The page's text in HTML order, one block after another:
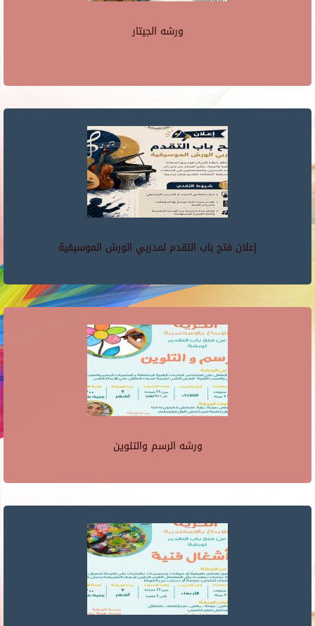
ورشه الجيتار
إعلان فتح باب التقدم لمدربي الورش الموسيقية
ورشه الرسم والتلوين